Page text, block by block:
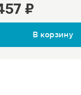
₽
В корзину